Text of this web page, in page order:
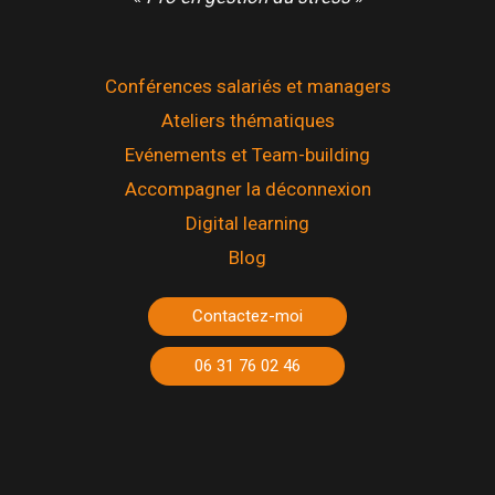
Conférences salariés et managers
Ateliers thématiques
Evénements et Team-building
Accompagner la déconnexion
Digital learning
Blog
Contactez-moi
06 31 76 02 46